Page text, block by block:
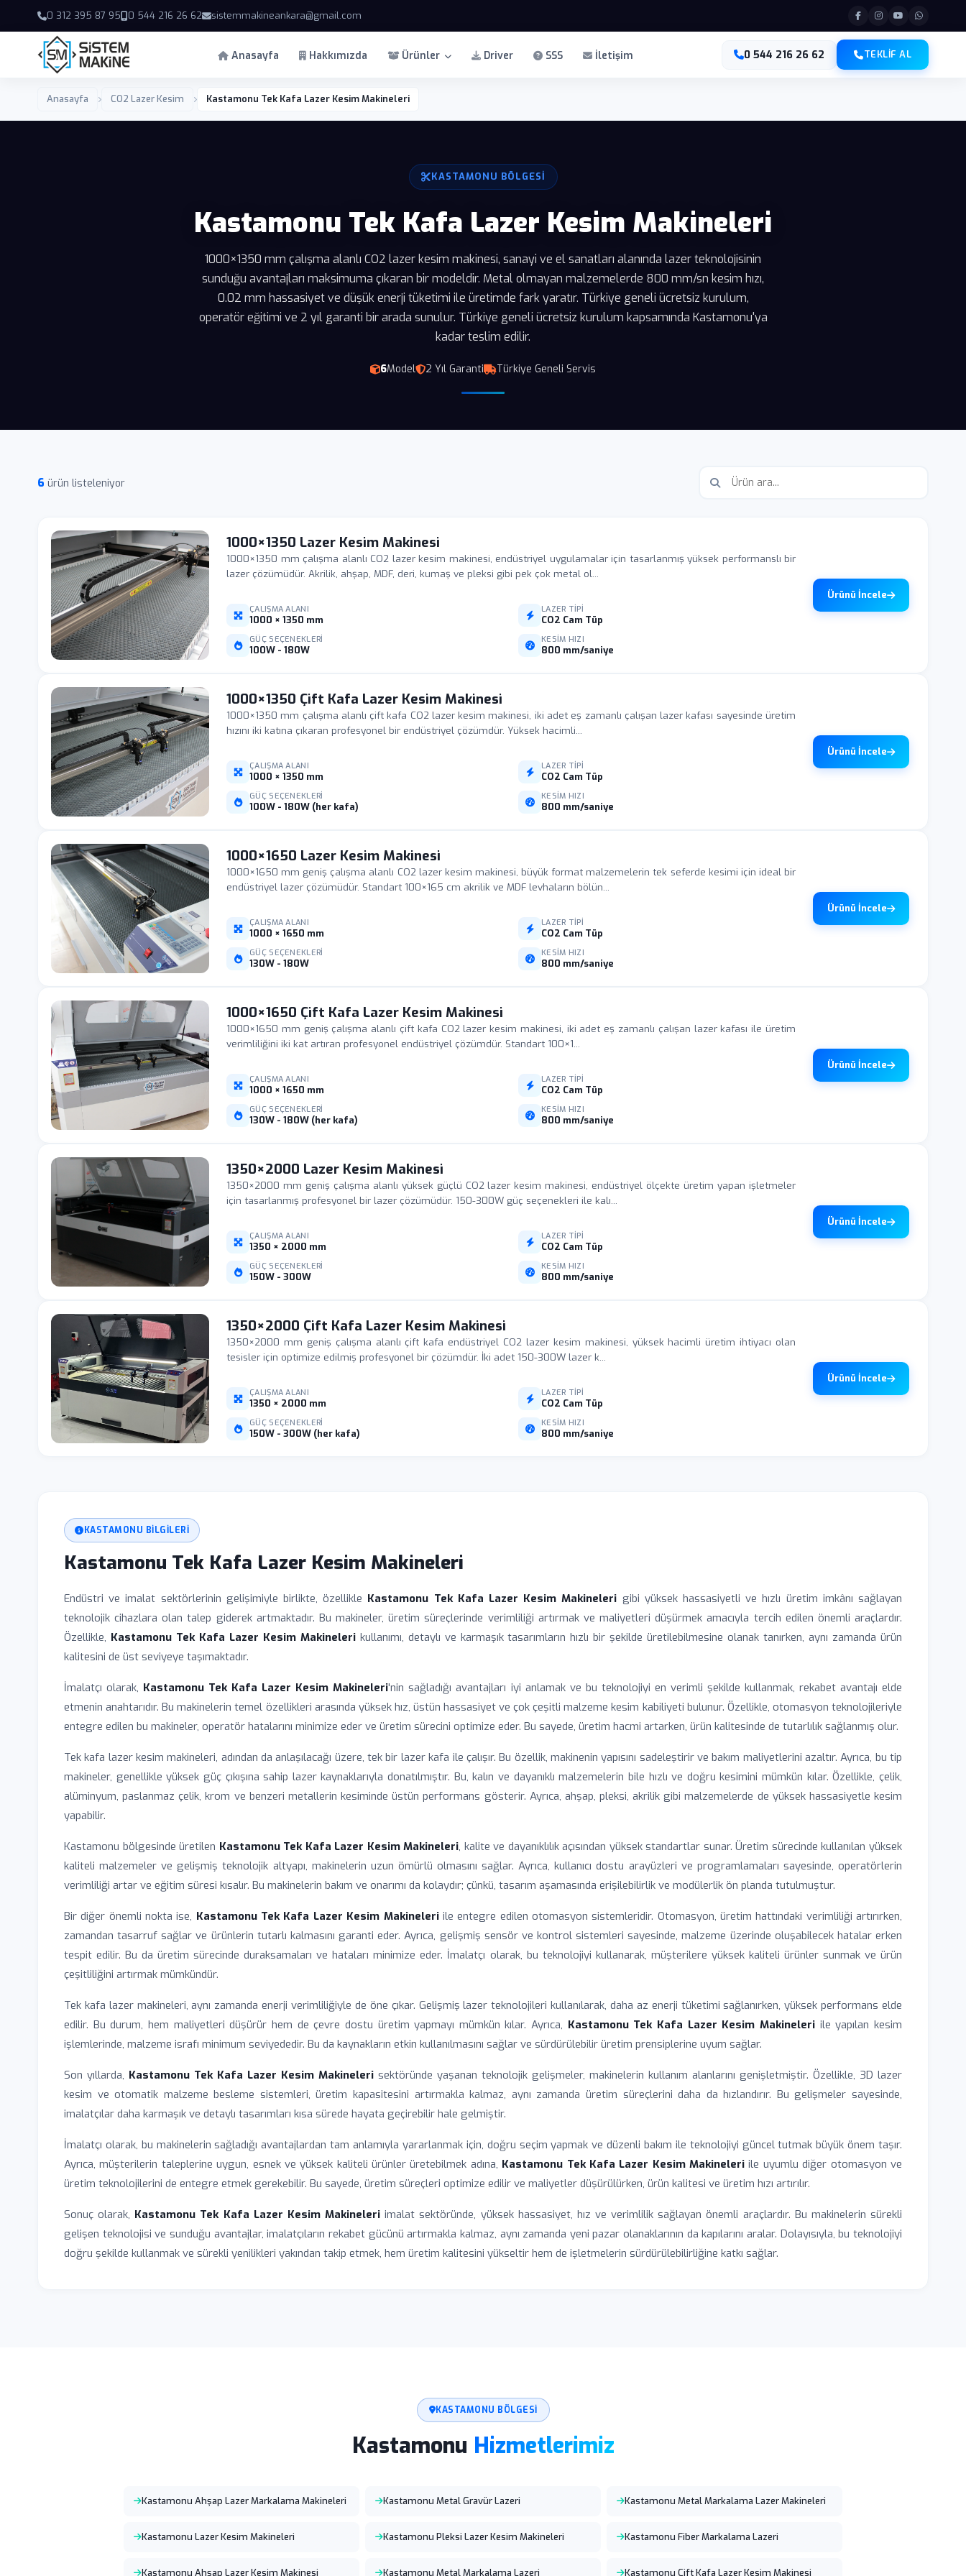
0 312 395 87 95 0 544 216 26 62 sistemmakineankara@gmail.com
Anasayfa Hakkımızda Ürünler Driver SSS İletişim 0 544 216 26 62 TEKLIF AL
Anasayfa CO2 Lazer Kesim Kastamonu Tek Kafa Lazer Kesim Makineleri
KASTAMONU BÖLGESI
Kastamonu Tek Kafa Lazer Kesim Makineleri
1000×1350 mm çalışma alanlı CO2 lazer kesim makinesi, sanayi ve el sanatları alanında lazer teknolojisinin
sunduğu avantajları maksimuma çıkaran bir modeldir. Metal olmayan malzemelerde 800 mm/sn kesim hızı,
0.02 mm hassasiyet ve düşük enerji tüketimi ile üretimde fark yaratır. Türkiye geneli ücretsiz kurulum,
operatör eğitimi ve 2 yıl garanti bir arada sunulur. Türkiye geneli ücretsiz kurulum kapsamında Kastamonu'ya
kadar teslim edilir.
6Model 2 Yıl Garanti Türkiye Geneli Servis
6 ürün listeleniyor
1000×1350 Lazer Kesim Makinesi
1000×1350 mm çalışma alanlı CO2 lazer kesim makinesi, endüstriyel uygulamalar için tasarlanmış yüksek performanslı bir
lazer çözümüdür. Akrilik, ahşap, MDF, deri, kumaş ve pleksi gibi pek çok metal ol...
ÇALIŞMA ALANI
1000 × 1350 mm
LAZER TIPI
CO2 Cam Tüp
GÜÇ SEÇENEKLERI
100W - 180W
KESIM HIZI
800 mm/saniye
Ürünü İncele
1000×1350 Çift Kafa Lazer Kesim Makinesi
1000×1350 mm çalışma alanlı çift kafa CO2 lazer kesim makinesi, iki adet eş zamanlı çalışan lazer kafası sayesinde üretim
hızını iki katına çıkaran profesyonel bir endüstriyel çözümdür. Yüksek hacimli...
ÇALIŞMA ALANI
1000 × 1350 mm
LAZER TIPI
CO2 Cam Tüp
GÜÇ SEÇENEKLERI
100W - 180W (her kafa)
KESIM HIZI
800 mm/saniye
Ürünü İncele
1000×1650 Lazer Kesim Makinesi
1000×1650 mm geniş çalışma alanlı CO2 lazer kesim makinesi, büyük format malzemelerin tek seferde kesimi için ideal bir
endüstriyel lazer çözümüdür. Standart 100×165 cm akrilik ve MDF levhaların bölün...
ÇALIŞMA ALANI
1000 × 1650 mm
LAZER TIPI
CO2 Cam Tüp
GÜÇ SEÇENEKLERI
130W - 180W
KESIM HIZI
800 mm/saniye
Ürünü İncele
1000×1650 Çift Kafa Lazer Kesim Makinesi
1000×1650 mm geniş çalışma alanlı çift kafa CO2 lazer kesim makinesi, iki adet eş zamanlı çalışan lazer kafası ile üretim
verimliliğini iki kat artıran profesyonel endüstriyel çözümdür. Standart 100×1...
ÇALIŞMA ALANI
1000 × 1650 mm
LAZER TIPI
CO2 Cam Tüp
GÜÇ SEÇENEKLERI
130W - 180W (her kafa)
KESIM HIZI
800 mm/saniye
Ürünü İncele
1350×2000 Lazer Kesim Makinesi
1350×2000 mm geniş çalışma alanlı yüksek güçlü CO2 lazer kesim makinesi, endüstriyel ölçekte üretim yapan işletmeler
için tasarlanmış profesyonel bir lazer çözümüdür. 150-300W güç seçenekleri ile kalı...
ÇALIŞMA ALANI
1350 × 2000 mm
LAZER TIPI
CO2 Cam Tüp
GÜÇ SEÇENEKLERI
150W - 300W
KESIM HIZI
800 mm/saniye
Ürünü İncele
1350×2000 Çift Kafa Lazer Kesim Makinesi
1350×2000 mm geniş çalışma alanlı çift kafa endüstriyel CO2 lazer kesim makinesi, yüksek hacimli üretim ihtiyacı olan
tesisler için optimize edilmiş profesyonel bir çözümdür. İki adet 150-300W lazer k...
ÇALIŞMA ALANI
1350 × 2000 mm
LAZER TIPI
CO2 Cam Tüp
GÜÇ SEÇENEKLERI
150W - 300W (her kafa)
KESIM HIZI
800 mm/saniye
Ürünü İncele
KASTAMONU BILGILERI
Kastamonu Tek Kafa Lazer Kesim Makineleri
Endüstri ve imalat sektörlerinin gelişimiyle birlikte, özellikle Kastamonu Tek Kafa Lazer Kesim Makineleri gibi yüksek hassasiyetli ve hızlı üretim imkânı sağlayan
teknolojik cihazlara olan talep giderek artmaktadır. Bu makineler, üretim süreçlerinde verimliliği artırmak ve maliyetleri düşürmek amacıyla tercih edilen önemli araçlardır.
Özellikle, Kastamonu Tek Kafa Lazer Kesim Makinelerikullanımı, detaylı ve karmaşık tasarımların hızlı bir şekilde üretilebilmesine olanak tanırken, aynı zamanda ürün
kalitesini de üst seviyeye taşımaktadır.
İmalatçı olarak, Kastamonu Tek Kafa Lazer Kesim Makineleri'nin sağladığı avantajları iyi anlamak ve bu teknolojiyi en verimli şekilde kullanmak, rekabet avantajı elde
etmenin anahtarıdır. Bu makinelerin temel özellikleri arasında yüksek hız, üstün hassasiyet ve çok çeşitli malzeme kesim kabiliyeti bulunur. Özellikle, otomasyon teknolojileriyle
entegre edilen bu makineler, operatör hatalarını minimize eder ve üretim sürecini optimize eder. Bu sayede, üretim hacmi artarken, ürün kalitesinde de tutarlılık sağlanmış olur.
Tek kafa lazer kesim makineleri, adından da anlaşılacağı üzere, tek bir lazer kafa ile çalışır. Bu özellik, makinenin yapısını sadeleştirir ve bakım maliyetlerini azaltır. Ayrıca, bu tip
makineler, genellikle yüksek güç çıkışına sahip lazer kaynaklarıyla donatılmıştır. Bu, kalın ve dayanıklı malzemelerin bile hızlı ve doğru kesimini mümkün kılar. Özellikle, çelik,
alüminyum, paslanmaz çelik, krom ve benzeri metallerin kesiminde üstün performans gösterir. Ayrıca, ahşap, pleksi, akrilik gibi malzemelerde de yüksek hassasiyetle kesim
yapabilir.
Kastamonu bölgesinde üretilen Kastamonu Tek Kafa Lazer Kesim Makineleri, kalite ve dayanıklılık açısından yüksek standartlar sunar. Üretim sürecinde kullanılan yüksek
kaliteli malzemeler ve gelişmiş teknolojik altyapı, makinelerin uzun ömürlü olmasını sağlar. Ayrıca, kullanıcı dostu arayüzleri ve programlamaları sayesinde, operatörlerin
verimliliği artar ve eğitim süresi kısalır. Bu makinelerin bakım ve onarımı da kolaydır; çünkü, tasarım aşamasında erişilebilirlik ve modülerlik ön planda tutulmuştur.
Bir diğer önemli nokta ise, Kastamonu Tek Kafa Lazer Kesim Makineleriile entegre edilen otomasyon sistemleridir. Otomasyon, üretim hattındaki verimliliği artırırken,
zamandan tasarruf sağlar ve ürünlerin tutarlı kalmasını garanti eder. Ayrıca, gelişmiş sensör ve kontrol sistemleri sayesinde, malzeme üzerinde oluşabilecek hatalar erken
tespit edilir. Bu da üretim sürecinde duraksamaları ve hataları minimize eder. İmalatçı olarak, bu teknolojiyi kullanarak, müşterilere yüksek kaliteli ürünler sunmak ve ürün
çeşitliliğini artırmak mümkündür.
Tek kafa lazer makineleri, aynı zamanda enerji verimliliğiyle de öne çıkar. Gelişmiş lazer teknolojileri kullanılarak, daha az enerji tüketimi sağlanırken, yüksek performans elde
edilir. Bu durum, hem maliyetleri düşürür hem de çevre dostu üretim yapmayı mümkün kılar. Ayrıca, Kastamonu Tek Kafa Lazer Kesim Makineleri ile yapılan kesim
işlemlerinde, malzeme israfı minimum seviyededir. Bu da kaynakların etkin kullanılmasını sağlar ve sürdürülebilir üretim prensiplerine uyum sağlar.
Son yıllarda, Kastamonu Tek Kafa Lazer Kesim Makineleri sektöründe yaşanan teknolojik gelişmeler, makinelerin kullanım alanlarını genişletmiştir. Özellikle, 3D lazer
kesim ve otomatik malzeme besleme sistemleri, üretim kapasitesini artırmakla kalmaz, aynı zamanda üretim süreçlerini daha da hızlandırır. Bu gelişmeler sayesinde,
imalatçılar daha karmaşık ve detaylı tasarımları kısa sürede hayata geçirebilir hale gelmiştir.
İmalatçı olarak, bu makinelerin sağladığı avantajlardan tam anlamıyla yararlanmak için, doğru seçim yapmak ve düzenli bakım ile teknolojiyi güncel tutmak büyük önem taşır.
Ayrıca, müşterilerin taleplerine uygun, esnek ve yüksek kaliteli ürünler üretebilmek adına, Kastamonu Tek Kafa Lazer Kesim Makineleri ile uyumlu diğer otomasyon ve
üretim teknolojilerini de entegre etmek gerekebilir. Bu sayede, üretim süreçleri optimize edilir ve maliyetler düşürülürken, ürün kalitesi ve üretim hızı artırılır.
Sonuç olarak, Kastamonu Tek Kafa Lazer Kesim Makineleri imalat sektöründe, yüksek hassasiyet, hız ve verimlilik sağlayan önemli araçlardır. Bu makinelerin sürekli
gelişen teknolojisi ve sunduğu avantajlar, imalatçıların rekabet gücünü artırmakla kalmaz, aynı zamanda yeni pazar olanaklarının da kapılarını aralar. Dolayısıyla, bu teknolojiyi
doğru şekilde kullanmak ve sürekli yenilikleri yakından takip etmek, hem üretim kalitesini yükseltir hem de işletmelerin sürdürülebilirliğine katkı sağlar.
KASTAMONU BÖLGESI
Kastamonu Hizmetlerimiz
Kastamonu Ahşap Lazer Markalama Makineleri Kastamonu Metal Gravür Lazeri Kastamonu Metal Markalama Lazer Makineleri
Kastamonu Lazer Kesim Makineleri Kastamonu Pleksi Lazer Kesim Makineleri Kastamonu Fiber Markalama Lazeri
Kastamonu Ahşap Lazer Kesim Makinesi Kastamonu Metal Markalama Lazeri Kastamonu Çift Kafa Lazer Kesim Makinesi